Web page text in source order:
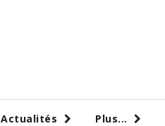
Actualités Plus...